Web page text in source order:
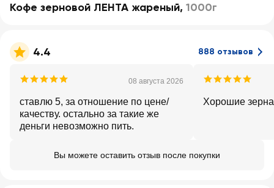
Кофе зерновой ЛЕНТА жареный, 1000г
4.4 888 отзывов
08 августа 2026
ставлю 5, за отношение по цене/
качеству. остально за такие же
деньги невозможно пить.
Хорошие
Вы можете оставить отзыв после покупки